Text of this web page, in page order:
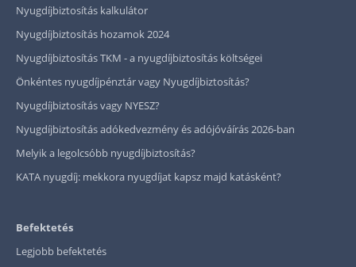
Nyugdíjbiztosítás kalkulátor
Nyugdíjbiztosítás hozamok 2024
Nyugdíjbiztosítás TKM - a nyugdíjbiztosítás költségei
Önkéntes nyugdíjpénztár vagy Nyugdíjbiztosítás?
Nyugdíjbiztosítás vagy NYESZ?
Nyugdíjbiztosítás adókedvezmény és adójóváírás 2026-ban
Melyik a legolcsóbb nyugdíjbiztosítás?
KATA nyugdíj: mekkora nyugdíjat kapsz majd katásként?
Befektetés
Legjobb befektetés